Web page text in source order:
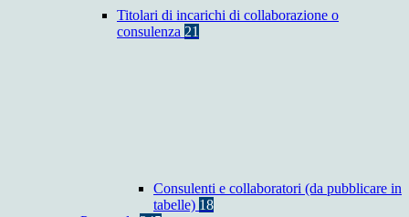
Titolari di incarichi di collaborazione o
consulenza 21
Consulenti e collaboratori (da pubblicare in
tabelle) 18